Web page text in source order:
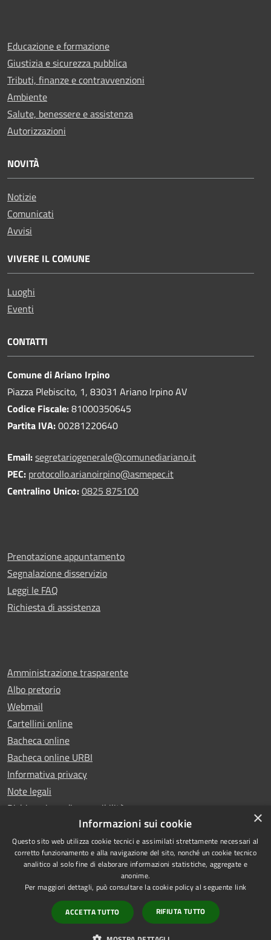
Educazione e formazione
Giustizia e sicurezza pubblica
Tributi, finanze e contravvenzioni
Ambiente
Salute, benessere e assistenza
Autorizzazioni
NOVITÀ
Notizie
Comunicati
Avvisi
VIVERE IL COMUNE
Luoghi
Eventi
CONTATTI
Comune di Ariano Irpino
Piazza Plebiscito, 1, 83031 Ariano Irpino AV
Codice Fiscale:81000350645
Partita IVA:00281220640
Email:segretariogenerale@comunediariano.it
PEC: protocollo.arianoirpino@asmepec.it
Centralino Unico:0825 875100
Prenotazione appuntamento
Segnalazione disservizio
Leggi le FAQ
Richiesta di assistenza
Amministrazione trasparente
Albo pretorio
Webmail
Cartellini online
Bacheca online
Bacheca online URBI
Informativa privacy
Note legali
Dichiarazione di accessibilità
RSS
Accessibilità
Copyright © 2025 Comune di
Ariano Irpino
Powered byMunicipium
Accesso redazione
×
Informazioni sui cookie
Questo sito web utilizza cookie tecnici e assimilati strettamente necessari al
corretto funzionamento e alla navigazione del sito, nonché un cookie tecnico
analitico al solo fine di elaborare informazioni statistiche, aggregate e
anonime.
Per maggiori dettagli, può consultare la cookie policy al seguente link
ACCETTA TUTTO RIFIUTA TUTTO